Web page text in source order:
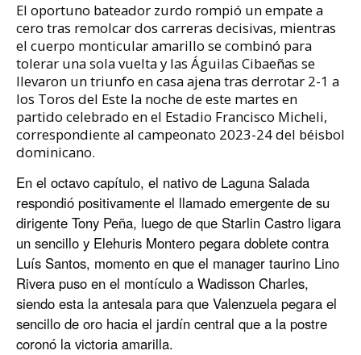
El oportuno bateador zurdo rompió un empate a
cero tras remolcar dos carreras decisivas, mientras
el cuerpo monticular amarillo se combinó para
tolerar una sola vuelta y las Águilas Cibaeñas se
llevaron un triunfo en casa ajena tras derrotar 2-1 a
los Toros del Este la noche de este martes en
partido celebrado en el Estadio Francisco Micheli,
correspondiente al campeonato 2023-24 del béisbol
dominicano.
En el octavo capítulo, el nativo de Laguna Salada
respondió positivamente el llamado emergente de su
dirigente Tony Peña, luego de que Starlin Castro ligara
un sencillo y Elehuris Montero pegara doblete contra
Luís Santos, momento en que el manager taurino Lino
Rivera puso en el montículo a Wadisson Charles,
siendo esta la antesala para que Valenzuela pegara el
sencillo de oro hacia el jardín central que a la postre
coronó la victoria amarilla.